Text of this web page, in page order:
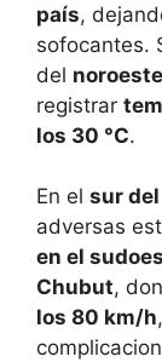
país,
sofocantes.
del
registrar
los 30 °C.
En el sur
adversas
en el
Chubut,
los 80 km/h